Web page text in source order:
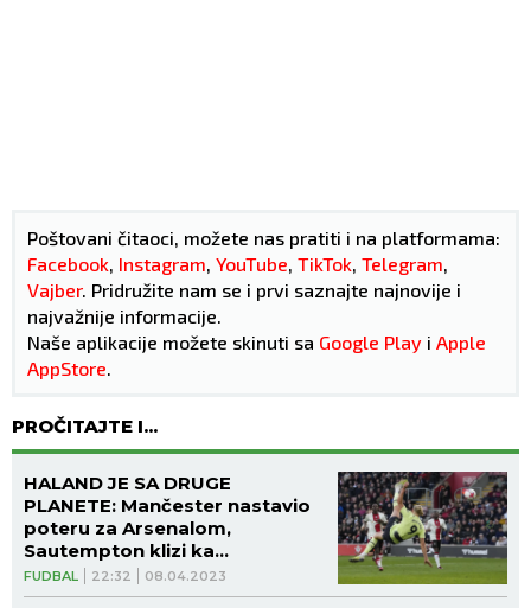
Poštovani čitaoci, možete nas pratiti i na platformama:
Facebook, Instagram, YouTube, TikTok, Telegram,
Vajber. Pridružite nam se i prvi saznajte najnovije i
najvažnije informacije.
Naše aplikacije možete skinuti sa Google Play i Apple
AppStore.
PROČITAJTE I...
FUDBAL 22:32 08.04.2023
HALAND JE SA DRUGE
PLANETE: Mančester nastavio
poteru za Arsenalom,
Sautempton klizi ka
Čempionšipu!